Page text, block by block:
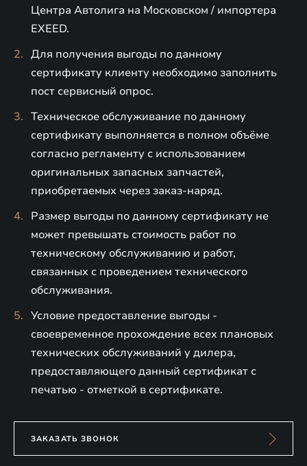
Центра Автолига на Московском / импортера
EXEED.
Для получения выгоды по данному
сертификату клиенту необходимо заполнить
пост сервисный опрос.
Техническое обслуживание по данному
сертификату выполняется в полном объёме
согласно регламенту с использованием
оригинальных запасных запчастей,
приобретаемых через заказ-наряд.
Размер выгоды по данному сертификату не
может превышать стоимость работ по
техническому обслуживанию и работ,
связанных с проведением технического
обслуживания.
Условие предоставление выгоды -
своевременное прохождение всех плановых
технических обслуживаний у дилера,
предоставляющего данный сертификат с
печатью - отметкой в сертификате.
ЗАКАЗАТЬ ЗВОНОК